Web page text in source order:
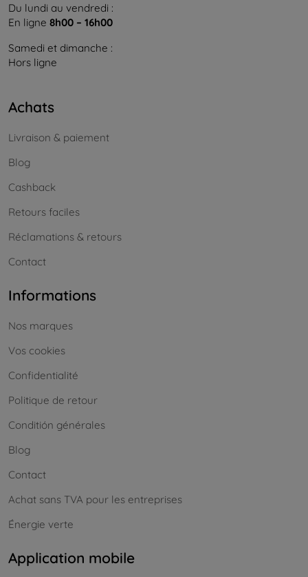
Du lundi au vendredi :
En ligne 8h00 – 16h00
Samedi et dimanche :
Hors ligne
Achats
Livraison & paiement
Blog
Cashback
Retours faciles
Réclamations & retours
Contact
Informations
Nos marques
Vos cookies
Confidentialité
Politique de retour
Conditión générales
Blog
Contact
Achat sans TVA pour les entreprises
Énergie verte
Application mobile